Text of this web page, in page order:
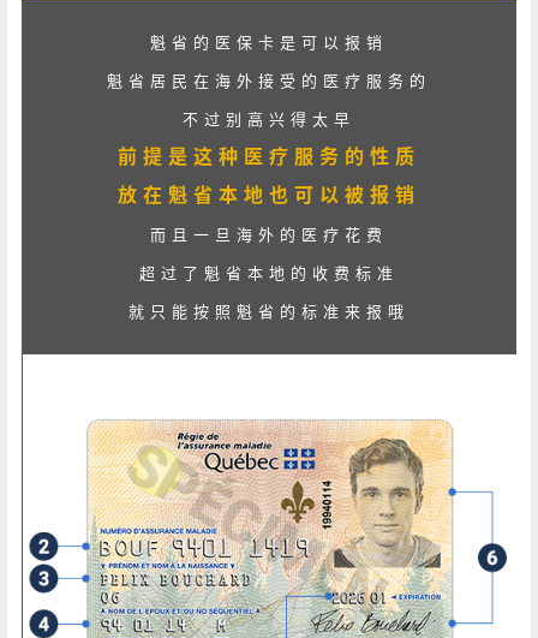
魁省的医保卡是可以报销
魁省居民在海外接受的医疗服务的
不过别高兴得太早
前提是这种医疗服务的性质
放在魁省本地也可以被报销
而且一旦海外的医疗花费
超过了魁省本地的收费标准
就只能按照魁省的标准来报哦